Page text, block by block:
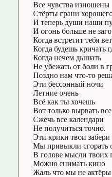
Все чувства изношены
Стёрты грани
И теперь души наши
И огонь больше не
Когда встретит тебя
Когда будешь кричать
Когда нечем дышать
Не убежать от боли в
Поздно нам что-то
Эти бессонный ночи
Летние очень
Всё как ты хочешь
Вот только вырвать
Сжечь все календари
Не получиться точно.
Эти крики твои забери
Мы привыкли сгорать
В голове мысли твоих
Можно снимать кино
Жаль что мы не актёры